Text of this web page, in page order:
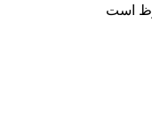
است